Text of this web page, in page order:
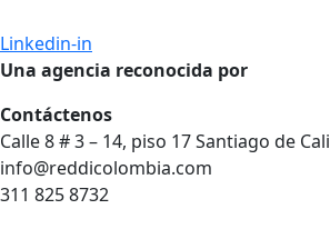
Linkedin-in
Una agencia reconocida por
Contáctenos
Calle 8 # 3 – 14, piso 17 Santiago de Cali
info@reddicolombia.com
311 825 8732